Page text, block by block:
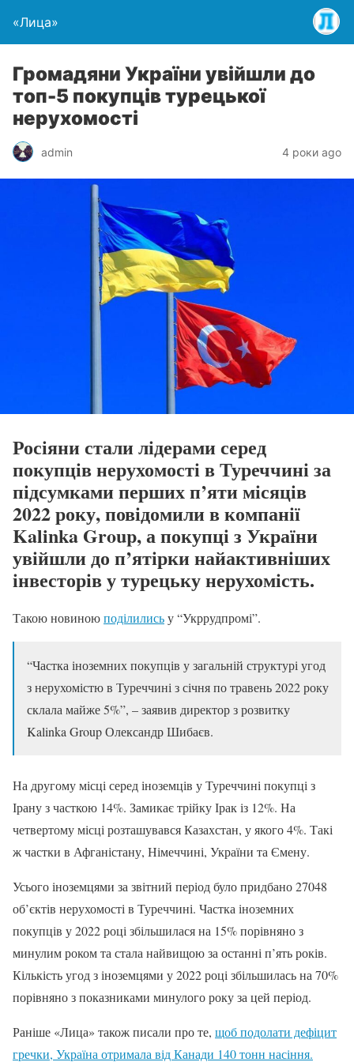
«Лица»
Громадяни України увійшли до
топ-5 покупців турецької
нерухомості
admin 4 роки ago
Росіяни стали лідерами серед
покупців нерухомості в Туреччині за
підсумками перших п’яти місяців
2022 року, повідомили в компанії
Kalinka Group, а покупці з України
увійшли до п’ятірки найактивніших
інвесторів у турецьку нерухомість.
Такою новиноюподілилисьу “Укррудпромі”.
“Частка іноземних покупців у загальній структурі угод
з нерухомістю в Туреччині з січня по травень 2022 року
склала майже 5%”, – заявив директор з розвитку
Kalinka Group Олександр Шибаєв.
На другому місці серед іноземців у Туреччині покупці з
Ірану з часткою 14%. Замикає трійку Ірак із 12%. На
четвертому місці розташувався Казахстан, у якого 4%. Такі
ж частки в Афганістану, Німеччині, України та Ємену.
Усього іноземцями за звітний період було придбано 27048
об’єктів нерухомості в Туреччині. Частка іноземних
покупців у 2022 році збільшилася на 15% порівняно з
минулим роком та стала найвищою за останні п’ять років.
Кількість угод з іноземцями у 2022 році збільшилась на 70%
порівняно з показниками минулого року за цей період.
Раніше «Лица» також писали про те, щоб подолати дефіцит
гречки, Україна отримала від Канади 140 тонн насіння.